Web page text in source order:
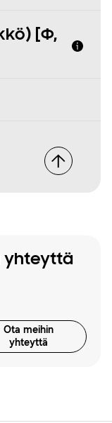
[Φ,
yhteyttä
Ota meihin
yhteyttä